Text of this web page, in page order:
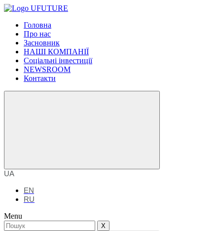
Головна
Про нас
Засновник
НАШІ КОМПАНІЇ
Соціальні інвестиції
NEWSROOM
Контакти
UA
EN
RU
Menu
X